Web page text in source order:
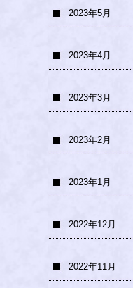
2023年5月
2023年4月
2023年3月
2023年2月
2023年1月
2022年12月
2022年11月